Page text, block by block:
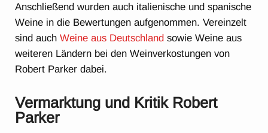
Anschließend wurden auch italienische und spanische
Weine in die Bewertungen aufgenommen. Vereinzelt
sind auchWeine aus Deutschland sowie Weine aus
weiteren Ländern bei den Weinverkostungen von
Robert Parker dabei.
Vermarktung und Kritik Robert
Parker